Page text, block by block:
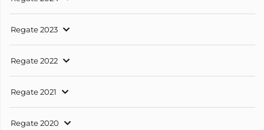
Regate 2023
Regate 2022
Regate 2021
Regate 2020